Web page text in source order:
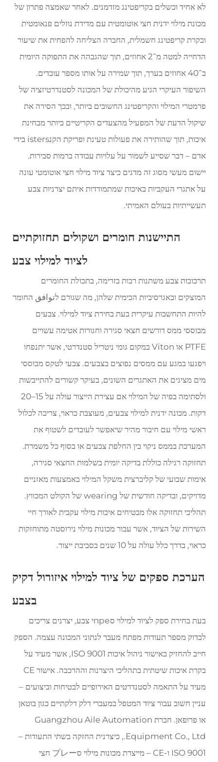
לא אחיד וכשלים בקריפטינג מזדמנים. לאחר שאמצה פתרון של
מכונת מילוי ידנית חצי אוטומטית עם מדידת נוזלים פנאומטית
ובקרת קריפטינג חשמלית, החברה הצליחה להפחית את שיעור
הדחייה למטה מ־2 אחוזים, תוך שהגבהה את התפוקה היומית
ב־40 אחוזים בערך, תוך שמירה על אותו מספר עובדים.
השיפור העיקרי הגיע מהיכולת של המכונה לסטנדרטיזציה של
פרמטרי המילוי והקריפטינג החשובים ביותר, ובכך הסירה את
שיקול הדעת של המפעיל מהצעדים הקריטיים ביותר מבחינת
איכות, תוך שהותירה את פעולות טעינת ופריקת הקנisters בידי
אדם – דבר שסייע לשמור על עלויות עבודה ברמות סבירות.
יישום מעשי מסוג זה מדגים כיצד ציוד מילוי חצי אוטומטי עונה
על אתגרי העקביות באיכות שמתמודדות איתם יצרניות צבע
תעשייתיות בעולם האמיתי.
התיישנות חומרים ושקולים תחזוקתיים
לציוד למילוי צבע
תרכובות צבע משתנות רבות בזרימה, בתכולת החומרים
המוצקים ובאגרסיביות הכימית שלהן, מה שגורם לتوافق החומר
להיות התחשבות עיקרית בעת בחירת ציוד למילוי. צבעים
מבוססי ממס דורשים חצאי סגירה וחגורות אטימה עשויים
PTFE או Viton במקום גומי ניטריל סטנדרטי, אשר יתנפחו
ויפגעו במגע עם ממסים נפוצים בצבעים. צבעי לטקס מבוססי
מים מציגים את האתגרים השונים, בעיקר קשורים להתייבשות
ולסתימה בפיה של המילוי אם עצירת הייצור עולה על 15–20
דקות. מכונה ידנית למילוי צבעים, מעוצבת כראוי, צריכה לכלול
ראשי מילוי עם חיבור מהיר שיאפשר לעובדים לשטוף את
המערכת בממס ניקוי בין החלפת צבעים או בסוף כל משמרת.
תחזוקה רגילה כוללת בדיקה יומית בשלמות החצאי סגירה,
אימות שבועי של קליברצית משקל המילוי באמצעות מאזניים
מדויקים, ובדיקה חודשית של wearing של הקולט המכווץ.
תהליכי תחזוקה אלו מבטיחים איכות מילוי עקבית לאורך חיי
השירות של הציוד, אשר עבור מכונות מילוי נירוסטה מתוחזקות
כראוי, בדרך כלל עולה על 10 שנים בסביבת ייצור.
הערכת ספקים של ציוד למילוי איזורול דקיק
בצבע
בעת בחירת ספק לציוד למילוי סпреי צבע, יצרנים צריכים
לבדוק מספר תעודות מפתח מעבר לנתוני המכונה עצמה. הספק
חייב להחזיק באישור ניהול איכות ISO 9001, אשר מעיד על
בקרת איכות שיטתית בתהליכי היצרנות וההרכבה. אישור CE
מעיד על התאמה לסטנדרטים האירופיים לבטיחות וביצועים –
עניין חשוב עבור ציוד המטפל במעברי דלק דלקתיים כגון בוטאן
או פרופאן. חברת Guangzhou Aile Automation
Equipment Co., Ltd., כיצרנית החזקה בשתי התעודות –
ISO 9001 ו-CE – מייצרת מכונות מילוי סプレー חצי